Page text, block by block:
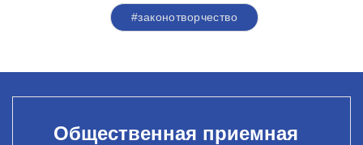
#законотворчество
Общественная приемная